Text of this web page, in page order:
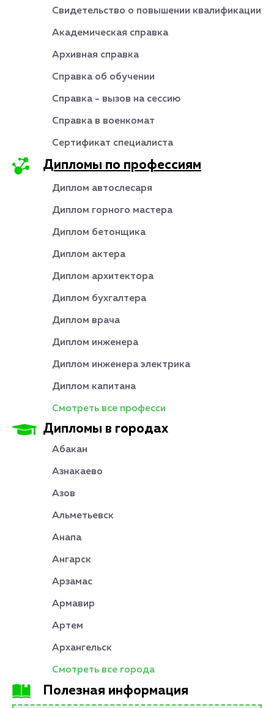
Свидетельство о повышении квалификации
Академическая справка
Архивная справка
Справка об обучении
Справка - вызов на сессию
Справка в военкомат
Сертификат специалиста
Дипломы по профессиям
Диплом автослесаря
Диплом горного мастера
Диплом бетонщика
Диплом актера
Диплом архитектора
Диплом бухгалтера
Диплом врача
Диплом инженера
Диплом инженера электрика
Диплом капитана
Смотреть все професси
Дипломы в городах
Абакан
Азнакаево
Азов
Альметьевск
Анапа
Ангарск
Арзамас
Армавир
Артем
Архангельск
Смотреть все города
Полезная информация